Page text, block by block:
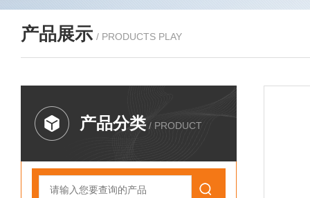
产品展示 / PRODUCTS PLAY
产品分类 / PRODUCT